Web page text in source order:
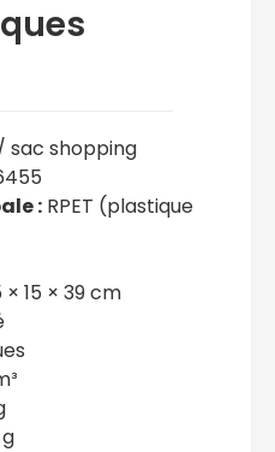
sac shopping
: RPET (plastique
× 15 × 39 cm